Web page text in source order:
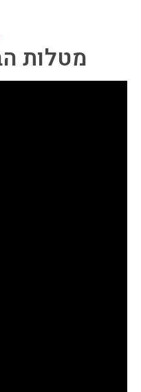
מטלות